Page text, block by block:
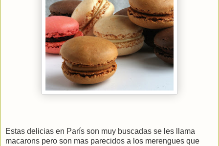
Estas delicias en París son muy buscadas se les llama
macarons pero son mas parecidos a los merengues que